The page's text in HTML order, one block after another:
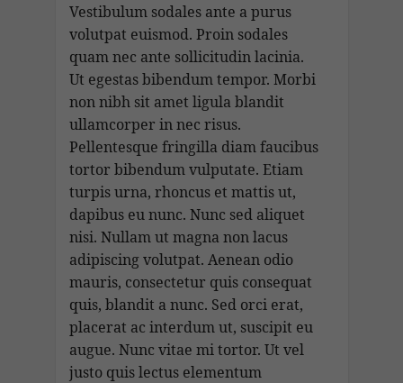
Vestibulum sodales ante a purus
volutpat euismod. Proin sodales
quam nec ante sollicitudin lacinia.
Ut egestas bibendum tempor. Morbi
non nibh sit amet ligula blandit
ullamcorper in nec risus.
Pellentesque fringilla diam faucibus
tortor bibendum vulputate. Etiam
turpis urna, rhoncus et mattis ut,
dapibus eu nunc. Nunc sed aliquet
nisi. Nullam ut magna non lacus
adipiscing volutpat. Aenean odio
mauris, consectetur quis consequat
quis, blandit a nunc. Sed orci erat,
placerat ac interdum ut, suscipit eu
augue. Nunc vitae mi tortor. Ut vel
justo quis lectus elementum